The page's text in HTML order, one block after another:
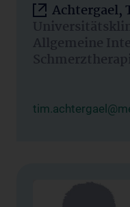
Achtergael,
Allgemeine